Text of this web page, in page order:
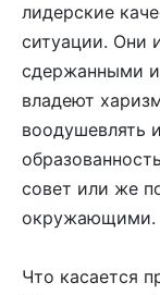
лидерские
ситуации. Они
сдержанными
владеют
воодушевлять
совет или же
окружающими.
Что касается